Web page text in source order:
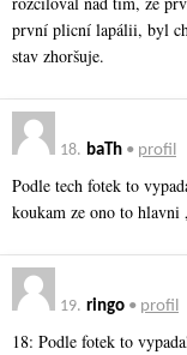
první plicní lapálii, byl
stav zhoršuje.
18. baTh • profil
Podle tech fotek to
koukam ze ono to
19. ringo • profil
18: Podle fotek to